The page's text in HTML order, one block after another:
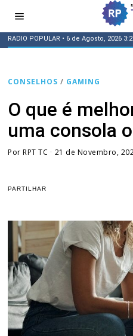
RADIO POPULAR • 6 de Agosto, 2026
CONSELHOS / GAMING
O que é
uma consola
PorRPT TC 21 de Novembro,
PARTILHAR